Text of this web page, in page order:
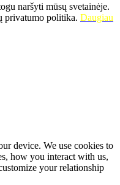
naršyti mūsų svetainėje.
privatumo politika. Daugiau
device. We use cookies to
how you interact with us,
your relationship